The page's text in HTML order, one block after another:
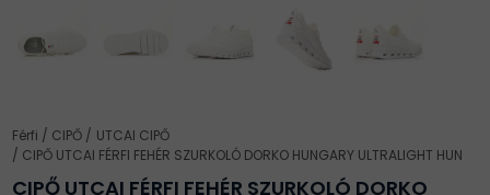
Férfi CIPŐ
UTCAI CIPŐ
CIPŐ UTCAI FÉRFI FEHÉR SZURKOLÓ DORKO HUNGARY ULTRALIGHT HUN
CIPŐ UTCAI FÉRFI FEHÉR SZURKOLÓ DORKO